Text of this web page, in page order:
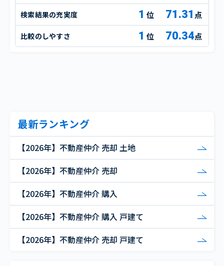
検索結果の充実度 1 71.31 点
比較のしやすさ 1 70.34点
最新ランキング
【2026年】不動産仲介 売却 土地
【2026年】不動産仲介 売却
【2026年】不動産仲介 購入
【2026年】不動産仲介 購入 戸建て
【2026年】不動産仲介 売却 戸建て